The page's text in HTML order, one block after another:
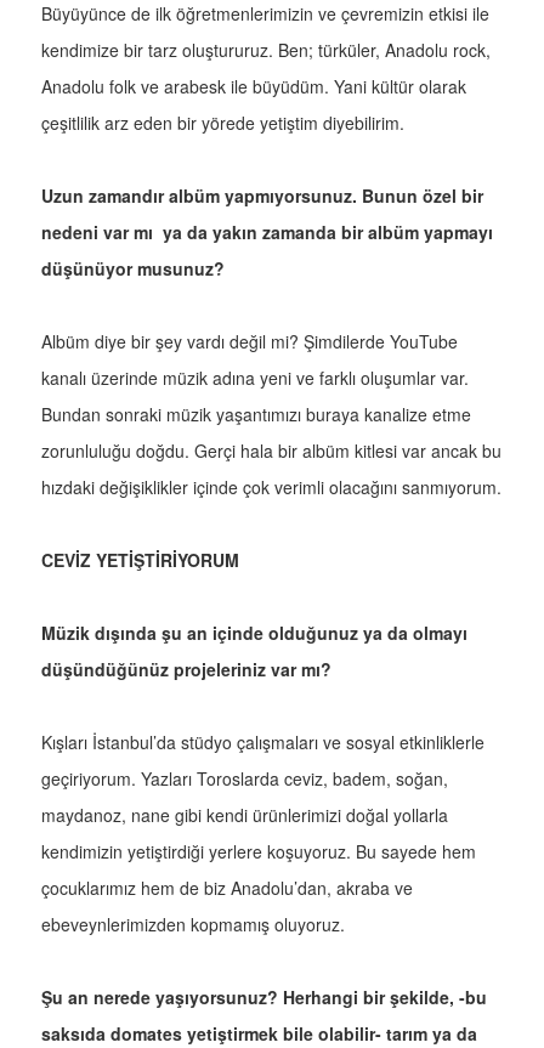
Büyüyünce de ilk öğretmenlerimizin ve çevremizin etkisi ile
kendimize bir tarz oluştururuz. Ben; türküler, Anadolu rock,
Anadolu folk ve arabesk ile büyüdüm. Yani kültür olarak
çeşitlilik arz eden bir yörede yetiştim diyebilirim.
Uzun zamandır albüm yapmıyorsunuz. Bunun özel bir
nedeni var mı ya da yakın zamanda bir albüm yapmayı
düşünüyor musunuz?
Albüm diye bir şey vardı değil mi? Şimdilerde YouTube
kanalı üzerinde müzik adına yeni ve farklı oluşumlar var.
Bundan sonraki müzik yaşantımızı buraya kanalize etme
zorunluluğu doğdu. Gerçi hala bir albüm kitlesi var ancak bu
hızdaki değişiklikler içinde çok verimli olacağını sanmıyorum.
CEVİZ YETİŞTİRİYORUM
Müzik dışında şu an içinde olduğunuz ya da olmayı
düşündüğünüz projeleriniz var mı?
Kışları İstanbul’da stüdyo çalışmaları ve sosyal etkinliklerle
geçiriyorum. Yazları Toroslarda ceviz, badem, soğan,
maydanoz, nane gibi kendi ürünlerimizi doğal yollarla
kendimizin yetiştirdiği yerlere koşuyoruz. Bu sayede hem
çocuklarımız hem de biz Anadolu’dan, akraba ve
ebeveynlerimizden kopmamış oluyoruz.
Şu an nerede yaşıyorsunuz? Herhangi bir şekilde, -bu
saksıda domates yetiştirmek bile olabilir- tarım ya da